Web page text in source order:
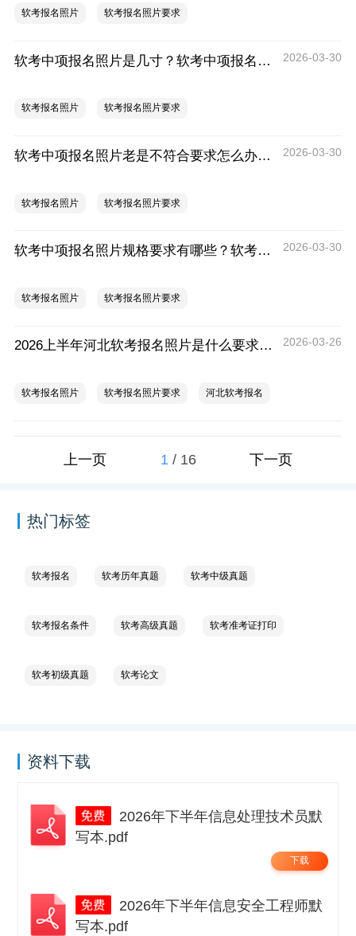
软考报名照片 软考报名照片要求
软考中项报名照片是几寸？软考中项报名照片尺寸 2026-03-30
软考报名照片 软考报名照片要求
软考中项报名照片老是不符合要求怎么办？附解决办法 2026-03-30
软考报名照片 软考报名照片要求
软考中项报名照片规格要求有哪些？软考中项报名照片规格详细要求 2026-03-30
软考报名照片 软考报名照片要求
2026上半年河北软考报名照片是什么要求？尺寸多少？ 2026-03-26
软考报名照片 软考报名照片要求 河北软考报名
上一页 1 / 16 下一页
热门标签
软考报名 软考历年真题 软考中级真题
软考报名条件 软考高级真题 软考准考证打印
软考初级真题 软考论文
资料下载
写本.pdf
下载
写本.pdf